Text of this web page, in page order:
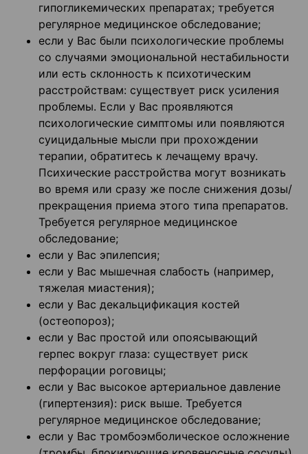
гипогликемических препаратах; требуется
регулярное медицинское обследование;
если у Вас были психологические проблемы
со случаями эмоциональной нестабильности
или есть склонность к психотическим
расстройствам: существует риск усиления
проблемы. Если у Вас проявляются
психологические симптомы или появляются
суицидальные мысли при прохождении
терапии, обратитесь к лечащему врачу.
Психические расстройства могут возникать
во время или сразу же после снижения дозы/
прекращения приема этого типа препаратов.
Требуется регулярное медицинское
обследование;
если у Вас эпилепсия;
если у Вас мышечная слабость (например,
тяжелая миастения);
если у Вас декальцификация костей
(остеопороз);
если у Вас простой или опоясывающий
герпес вокруг глаза: существует риск
перфорации роговицы;
если у Вас высокое артериальное давление
(гипертензия): риск выше. Требуется
регулярное медицинское обследование;
если у Вас тромбоэмболическое осложнение